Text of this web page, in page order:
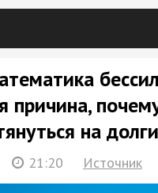
причина,
на
21:20 Источник